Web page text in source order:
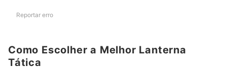
Lanternas Muito Potentes Esquentam Bastante?
Reportar erro
Como Escolher a Melhor Lanterna
Tática